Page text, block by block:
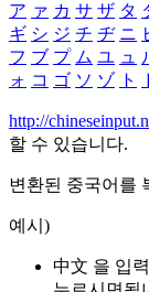
ア ァ カ サ ザ タ
ギ シ ジ チ ヂ ニ
フ ブ プ ム ユ ュ
ォ コ ゴ ソ ゾ ト
http://
할 수 있습니다.
변환된 중국어를
예시)
中文 을 입